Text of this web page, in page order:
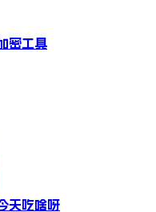
密工具
天吃啥呀